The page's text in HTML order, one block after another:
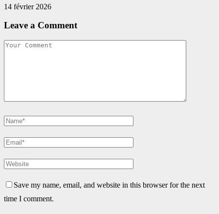
14 février 2026
Leave a Comment
Save my name, email, and website in this browser for the next
time I comment.